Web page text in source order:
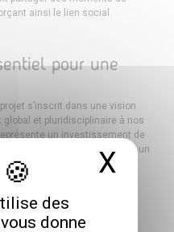
des
donne
X
ainsi le lien social.
pour une
s’inscrit dans une vision
et pluridisciplinaire à nos
un investissement de
indispensable pour garantir un
l’impact positif de cet
pour plus de 95 % des
digestif et cardio-